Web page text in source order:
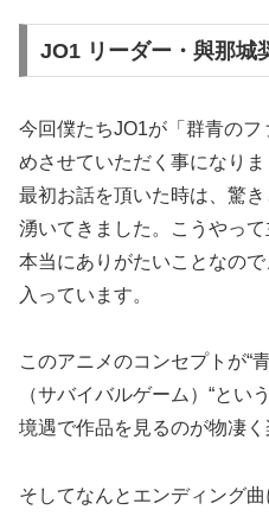
JO1 リーダー・與那城
今回僕たちJO1が「群青の
めさせていただく事になりま
最初お話を頂いた時は、驚
湧いてきました。こうやっ
本当にありがたいことなの
入っています。
このアニメのコンセプトが“
（サバイバルゲーム）“とい
境遇で作品を見るのが物凄く
そしてなんとエンディング